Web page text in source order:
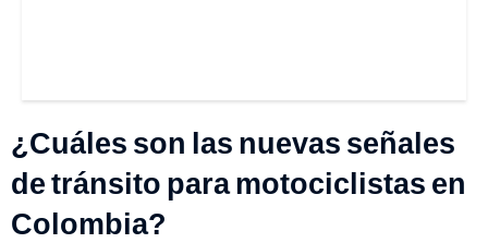
¿Cuáles son las nuevas señales
de tránsito para motociclistas en
Colombia?